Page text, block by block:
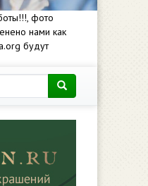
фото
нами как
будут